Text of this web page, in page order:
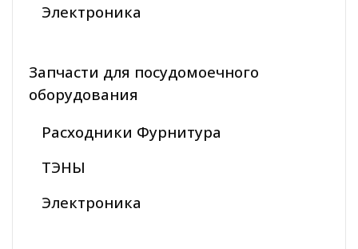
Электроника
Запчасти для посудомоечного
оборудования
Расходники Фурнитура
ТЭНЫ
Электроника